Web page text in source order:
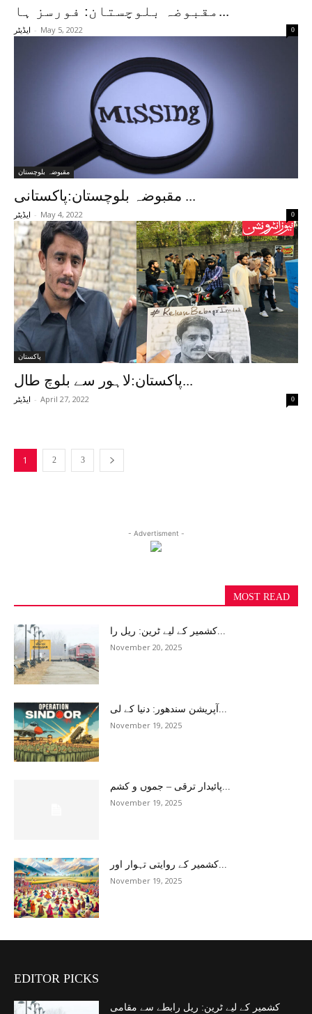
مقبوضہ بلوچستان: فورسز ہا...
ایڈیٹر - May 5, 2022 0
مقبوضہ بلوچستان
مقبوضہ بلوچستان:پاکستانی ...
ایڈیٹر - May 4, 2022 0
پاکستان
پاکستان:لاہور سے بلوچ طال...
ایڈیٹر - April 27, 2022 0
1 2 3
- Advertisment -
MOST READ
کشمیر کے لیے ٹرین: ریل را...
November 20, 2025
November 19, 2025
پائیدار ترقی – جموں و کشم...
November 19, 2025
کشمیر کے روایتی تہوار اور...
November 19, 2025
EDITOR PICKS
کشمیر کے لیے ٹرین: ریل رابطے سے مقامی